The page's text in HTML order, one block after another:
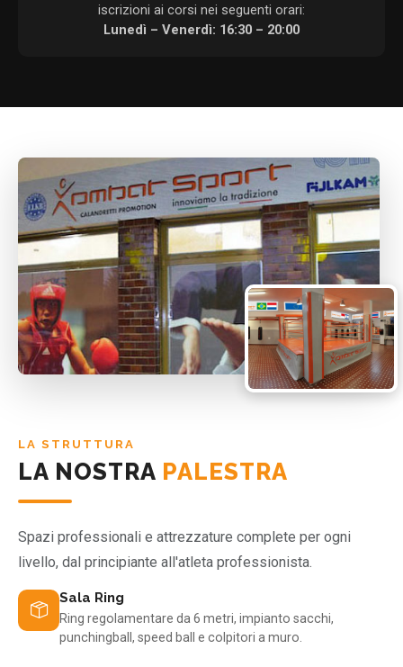
iscrizioni ai corsi nei seguenti orari:
Lunedì – Venerdì: 16:30 – 20:00
LA STRUTTURA
LA NOSTRA PALESTRA
Spazi professionali e attrezzature complete per ogni
livello, dal principiante all'atleta professionista.
Sala Ring
Ring regolamentare da 6 metri, impianto sacchi,
punchingball, speed ball e colpitori a muro.